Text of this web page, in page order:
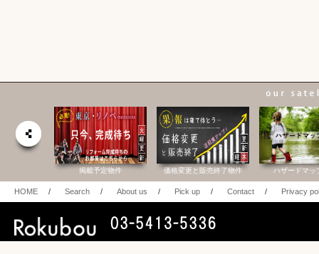
掲載予定物件 価格変更と販売終了物件 ハザードマッ
HOME / Search / About us / Pick up / Contact / Privacy